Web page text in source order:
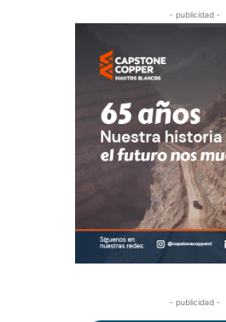
- publicidad -
- publicidad -